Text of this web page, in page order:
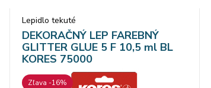
Lepidlo tekuté
DEKORAČNÝ LEP FAREBNÝ
GLITTER GLUE 5 F 10,5 ml BL
KORES 75000
Zľava -16%